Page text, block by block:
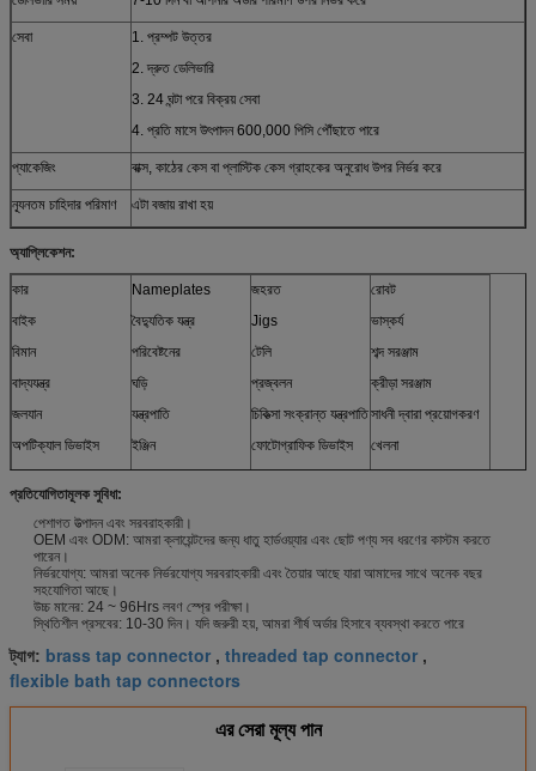
সেবা
1. প্রম্পট উত্তর
2. দ্রুত ডেলিভারি
3. 24 ঘন্টা পরে বিক্রয় সেবা
4. প্রতি মাসে উৎপাদন 600,000 পিসি পৌঁছাতে পারে
প্যাকেজিং বাক্স, কাঠের কেস বা প্লাস্টিক কেস গ্রাহকের অনুরোধ উপর নির্ভর করে
ন্যূনতম চাহিদার পরিমাণ এটা বজায় রাখা হয়
অ্যাপ্লিকেশন:
কার
বাইক
বিমান
বাদ্যযন্ত্র
জলযান
অপটিক্যাল ডিভাইস
সেন্সরগুলো
মডেল
Nameplates
বৈদ্যুতিক যন্ত্র
পরিবেষ্টনের
ঘড়ি
যন্ত্রপাতি
ইঞ্জিন
আসবাবপত্র
জহরত
Jigs
টেলি
প্রজ্বলন
চিকিত্সা সংক্রান্ত যন্ত্রপাতি
ফোটোগ্রাফিক ডিভাইস
রোবট
ভাস্কর্য
শব্দ সরঞ্জাম
ক্রীড়া সরঞ্জাম
সাধনী দ্বারা প্রয়োগকরণ
খেলনা
এবং আরো
প্রতিযোগিতামূলক সুবিধা:
পেশাগত উত্পাদন এবং সরবরাহকারী।
OEM এবং ODM: আমরা ক্লায়েন্টদের জন্য ধাতু হার্ডওয়্যার এবং ছোট পণ্য সব ধরণের কাস্টম করতে
পারেন।
নির্ভরযোগ্য: আমরা অনেক নির্ভরযোগ্য সরবরাহকারী এবং তৈয়ার আছে যারা আমাদের সাথে অনেক বছর
সহযোগিতা আছে।
উচ্চ মানের: 24 ~ 96Hrs লবণ স্প্রে পরীক্ষা।
স্থিতিশীল প্রসবের: 10-30 দিন। যদি জরুরী হয়, আমরা শীর্ষ অর্ডার হিসাবে ব্যবস্থা করতে পারে
ট্যাগ: brass tap connector , threaded tap connector ,
flexible bath tap connectors
এর সেরা মূল্য পান